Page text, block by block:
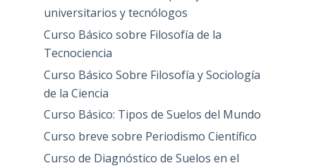
universitarios y tecnólogos
Curso Básico sobre Filosofía de la
Tecnociencia
Curso Básico Sobre Filosofía y Sociología
de la Ciencia
Curso Básico: Tipos de Suelos del Mundo
Curso breve sobre Periodismo Científico
Curso de Diagnóstico de Suelos en el